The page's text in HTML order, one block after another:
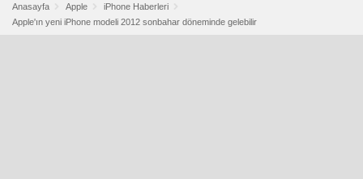
Anasayfa Apple
iPhone Haberleri
Apple'ın yeni iPhone modeli 2012 sonbahar döneminde gelebilir